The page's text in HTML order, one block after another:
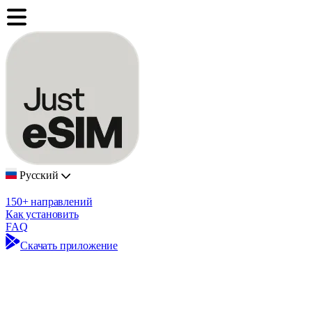
Русский
150+ направлений
Как установить
FAQ
Скачать приложение